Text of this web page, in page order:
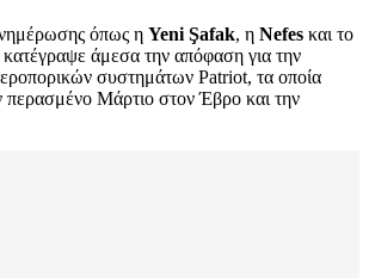
όπως η Yeni Şafak, η Nefes και το
άμεσα την απόφαση για την
συστημάτων Patriot, τα οποία
περασμένο Μάρτιο στον Έβρο και την